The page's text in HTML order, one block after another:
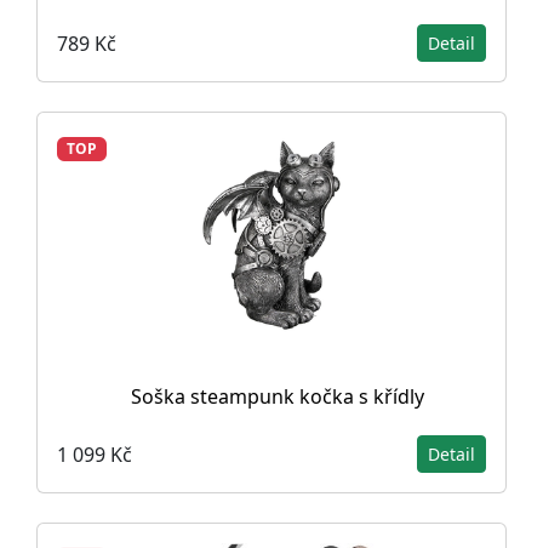
789 Kč Detail
TOP
Soška steampunk kočka s křídly
1 099 Kč Detail